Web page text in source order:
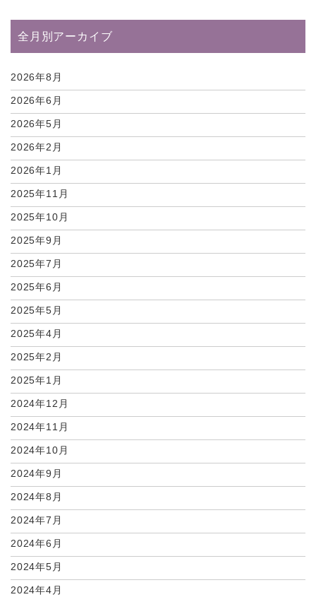
全月別アーカイブ
2026年8月
2026年6月
2026年5月
2026年2月
2026年1月
2025年11月
2025年10月
2025年9月
2025年7月
2025年6月
2025年5月
2025年4月
2025年2月
2025年1月
2024年12月
2024年11月
2024年10月
2024年9月
2024年8月
2024年7月
2024年6月
2024年5月
2024年4月